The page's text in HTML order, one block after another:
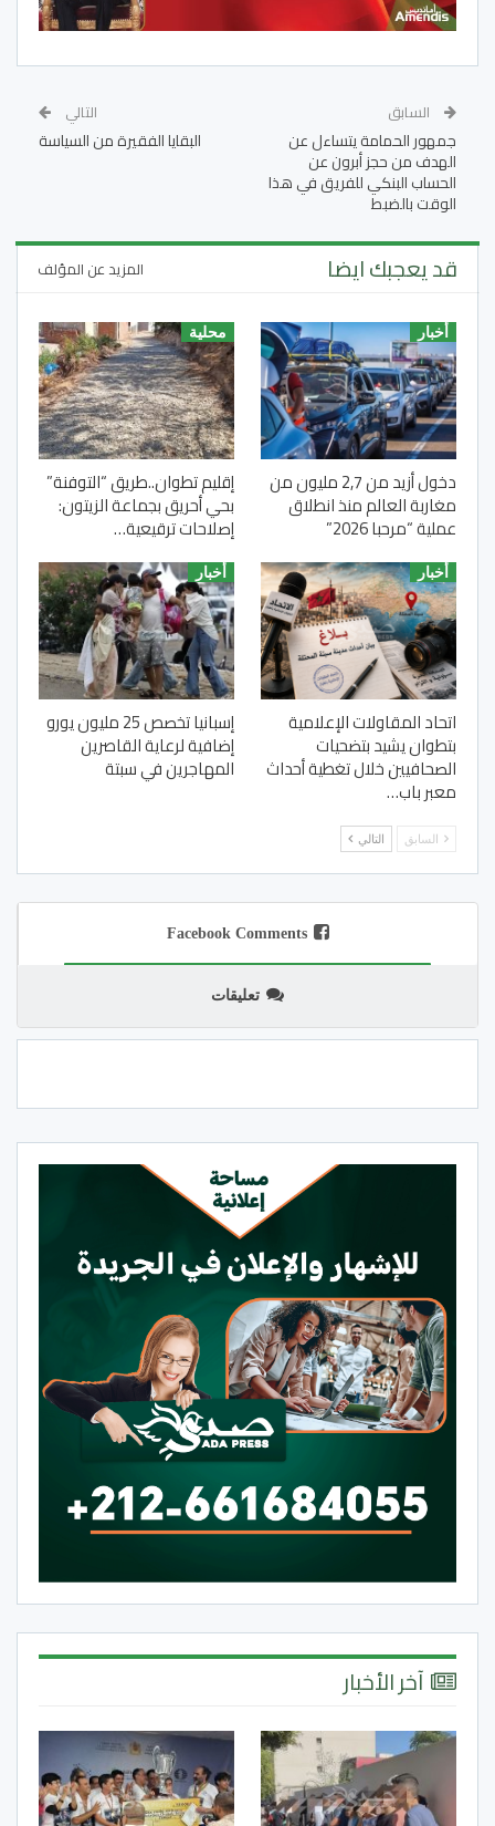
السابق
جمهور الحمامة يتساءل عن
الهدف من حجز أبرون عن
الحساب البنكي للفريق في هذا
الوقت بالضبط
التالي
البقايا الفقيرة من السياسة
قد يعجبك ايضا المزيد عن المؤلف
أخبار
دخول أزيد من 2,7 مليون من
مغاربة العالم منذ انطلاق
عملية “مرحبا 2026”
محلية
إقليم تطوان..طريق “التوفنة”
بحي أحريق بجماعة الزيتون:
إصلاحات ترقيعية…
أخبار
اتحاد المقاولات الإعلامية
بتطوان يشيد بتضحيات
الصحافيين خلال تغطية أحداث
معبر باب…
أخبار
إسبانيا تخصص 25 مليون يورو
إضافية لرعاية القاصرين
المهاجرين في سبتة
السابق التالي
Facebook Comments
تعليقات
آخر الأخبار